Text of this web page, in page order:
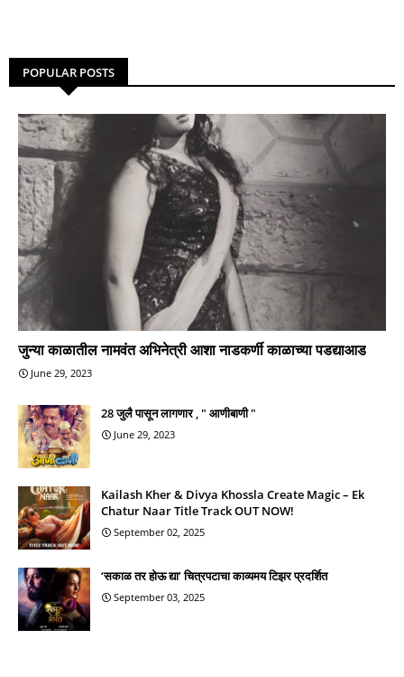
POPULAR POSTS
जुन्या काळातील नामवंत अभिनेत्री आशा नाडकर्णी काळाच्या पडद्याआड
June 29, 2023
28 जुलै पासून लागणार , " आणीबाणी "
June 29, 2023
Kailash Kher & Divya Khossla Create Magic – Ek
Chatur Naar Title Track OUT NOW!
September 02, 2025
‘सकाळ तर होऊ द्या’ चित्रपटाचा काव्यमय टिझर प्रदर्शित
September 03, 2025